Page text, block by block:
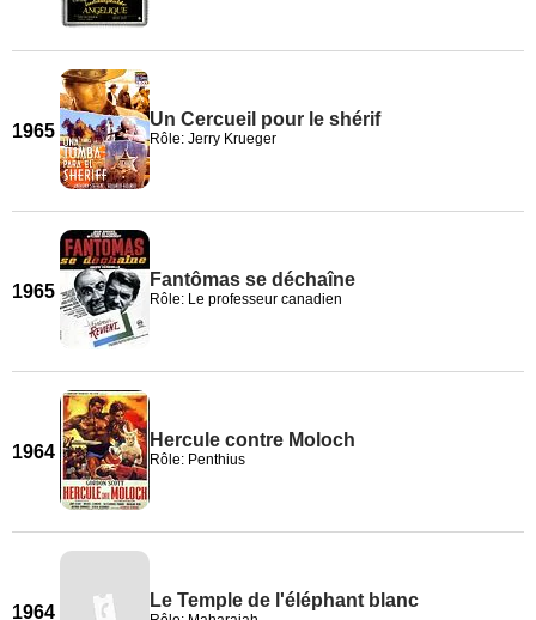
1965
Un Cercueil pour le shérif
Rôle: Jerry Krueger
1965
Fantômas se déchaîne
Rôle: Le professeur canadien
1964
Hercule contre Moloch
Rôle: Penthius
1964
Le Temple de l'éléphant blanc